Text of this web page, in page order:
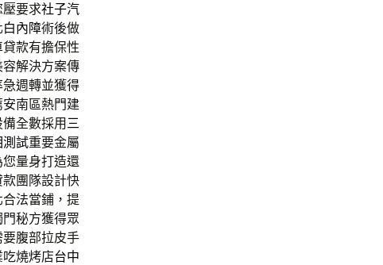
要求社子汽
白內障術後做
款有擔保性
解決方案傳
週轉並獲得
南區熱門建
全數採用 三
測試重要金屬
您量身打造還
團隊設計快
法當鋪，提
秘方獲得眾
腹部拉皮手
燒烤店台中